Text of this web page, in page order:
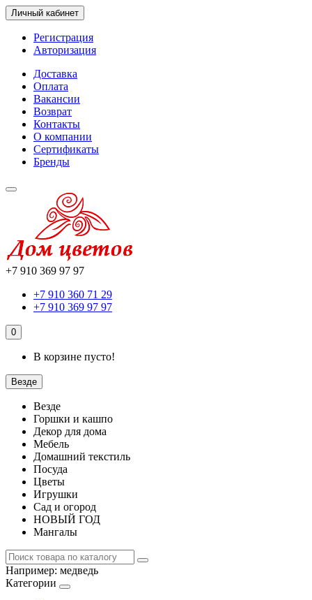
Личный кабинет
Регистрация
Авторизация
Доставка
Оплата
Вакансии
Возврат
Контакты
О компании
Сертификаты
Бренды
+7 910 369 97 97
+7 910 360 71 29
+7 910 369 97 97
0
В корзине пусто!
Везде
Везде
Горшки и кашпо
Декор для дома
Мебель
Домашний текстиль
Посуда
Цветы
Игрушки
Сад и огород
НОВЫЙ ГОД
Мангалы
Например: медведь
Категории